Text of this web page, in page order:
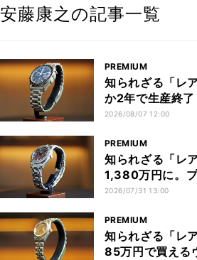
安藤康之の記事一覧
PREMIUM
知られざる「レ
か2年で生産終
ー”とは
2026/08/07 12:00
PREMIUM
知られざる「レ
1,380万円に。
2026/07/31 13:00
PREMIUM
知られざる「レ
85万円で買える